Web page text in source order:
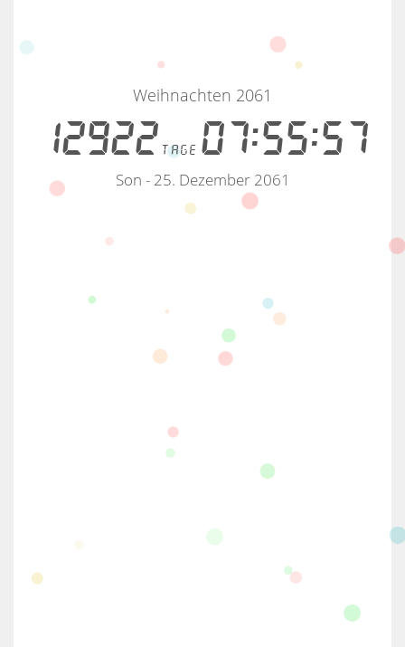
12922tage07:55:57
Weihnachten 2061
Son - 25. Dezember 2061